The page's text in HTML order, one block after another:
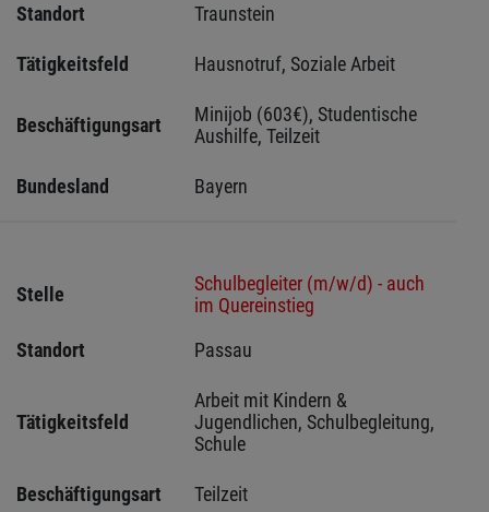
Standort
Traunstein
Tätigkeitsfeld Hausnotruf, Soziale Arbeit
Beschäftigungsart
Minijob (603€), Studentische
Aushilfe, Teilzeit
Bundesland Bayern
Stelle
Schulbegleiter (m/w/d) - auch
im Quereinstieg
Standort
Passau
Tätigkeitsfeld
Arbeit mit Kindern &
Jugendlichen, Schulbegleitung,
Schule
Beschäftigungsart Teilzeit